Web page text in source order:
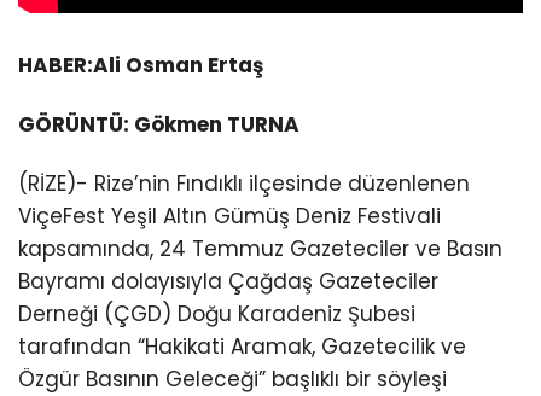
HABER:Ali Osman Ertaş
GÖRÜNTÜ: Gökmen TURNA
(RİZE)- Rize’nin Fındıklı ilçesinde düzenlenen
ViçeFest Yeşil Altın Gümüş Deniz Festivali
kapsamında, 24 Temmuz Gazeteciler ve Basın
Bayramı dolayısıyla Çağdaş Gazeteciler
Derneği (ÇGD) Doğu Karadeniz Şubesi
tarafından “Hakikati Aramak, Gazetecilik ve
Özgür Basının Geleceği” başlıklı bir söyleşi